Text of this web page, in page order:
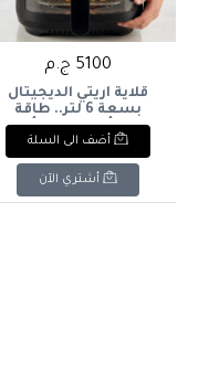
5100 ج.م
قلاية أريتي الديجيتال
بسعة 6 لتر.. طاقة
إنتاجية أكبر وصحة أفضل
لعائلتك! تتميز بـ شاشة
لمس ذكية (Touch-
Screen) تمنحك تحكماً
كاملاً وبلمسة واحدة في
أضف الى السلة
أشتري الآن